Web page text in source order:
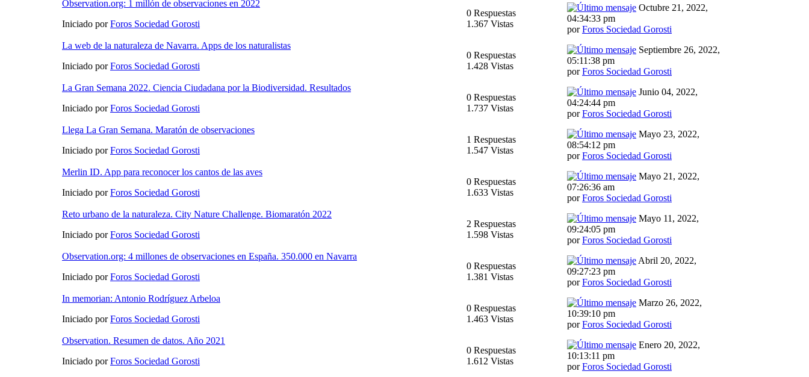
Observation.org: 1 millón de observaciones en 2022
Iniciado porForos Sociedad Gorosti
0 Respuestas
1.367 Vistas
Octubre 21, 2022,
04:34:33 pm
porForos Sociedad Gorosti
La web de la naturaleza de Navarra. Apps de los naturalistas
Iniciado porForos Sociedad Gorosti
0 Respuestas
1.428 Vistas
Septiembre 26, 2022,
05:11:38 pm
porForos Sociedad Gorosti
La Gran Semana 2022. Ciencia Ciudadana por la Biodiversidad. Resultados
Iniciado porForos Sociedad Gorosti
0 Respuestas
1.737 Vistas
Junio 04, 2022,
04:24:44 pm
porForos Sociedad Gorosti
Llega La Gran Semana. Maratón de observaciones
Iniciado porForos Sociedad Gorosti
1 Respuestas
1.547 Vistas
Mayo 23, 2022,
08:54:12 pm
porForos Sociedad Gorosti
Merlin ID. App para reconocer los cantos de las aves
Iniciado porForos Sociedad Gorosti
0 Respuestas
1.633 Vistas
Mayo 21, 2022,
07:26:36 am
porForos Sociedad Gorosti
Reto urbano de la naturaleza. City Nature Challenge. Biomaratón 2022
Iniciado porForos Sociedad Gorosti
2 Respuestas
1.598 Vistas
Mayo 11, 2022,
09:24:05 pm
porForos Sociedad Gorosti
Observation.org: 4 millones de observaciones en España. 350.000 en Navarra
Iniciado porForos Sociedad Gorosti
0 Respuestas
1.381 Vistas
Abril 20, 2022,
09:27:23 pm
porForos Sociedad Gorosti
In memorian: Antonio Rodríguez Arbeloa
Iniciado porForos Sociedad Gorosti
0 Respuestas
1.463 Vistas
Marzo 26, 2022,
10:39:10 pm
porForos Sociedad Gorosti
Observation. Resumen de datos. Año 2021
Iniciado porForos Sociedad Gorosti
0 Respuestas
1.612 Vistas
Enero 20, 2022,
10:13:11 pm
porForos Sociedad Gorosti